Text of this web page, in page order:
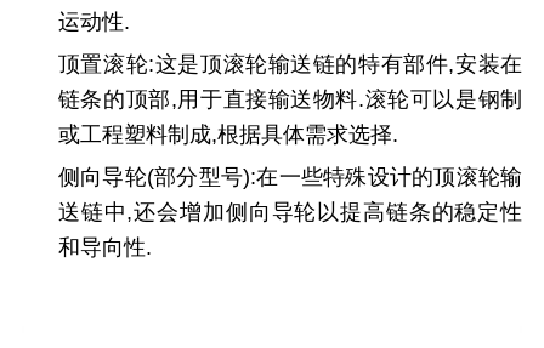
运动性.
顶置滚轮:这是顶滚轮输送链的特有部件,安装在
链条的顶部,用于直接输送物料.滚轮可以是钢制
或工程塑料制成,根据具体需求选择.
侧向导轮(部分型号):在一些特殊设计的顶滚轮输
送链中,还会增加侧向导轮以提高链条的稳定性
和导向性.